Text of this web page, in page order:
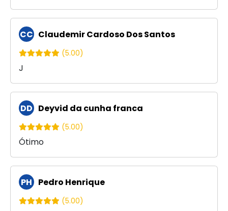
CC Claudemir Cardoso Dos Santos
(5.00)
J
DD Deyvid da cunha franca
(5.00)
Ótimo
PH Pedro Henrique
(5.00)